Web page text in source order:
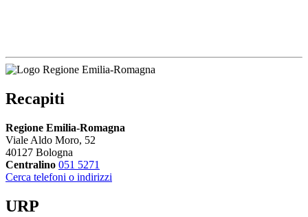
Recapiti
Regione Emilia-Romagna
Viale Aldo Moro, 52
40127 Bologna
Centralino 051 5271
Cerca telefoni o indirizzi
URP